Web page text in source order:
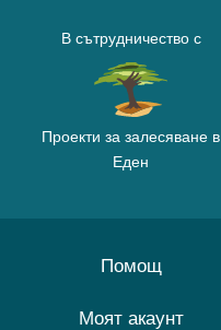
В сътрудничество с
Проекти за залесяване в
Еден
Помощ
Моят акаунт